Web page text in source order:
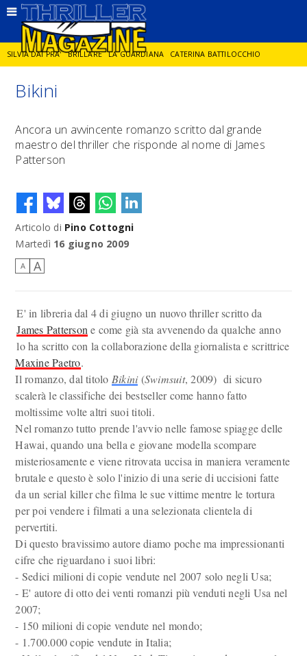
SILVIA DAI PRA' BRILLARE LA GUARDIANA CATERINA BATTILOCCHIO
JORGE DIAZ LA SPIA
DIEGO ZANDEL GLI ANNI DI PIETRA
Bikini
Ancora un avvincente romanzo scritto dal grande
maestro del thriller che risponde al nome di James
Patterson
Articolo di Pino Cottogni
Martedì 16 giugno 2009
A A
E' in libreria dal 4 di giugno un nuovo thriller scritto da
James Patterson e come già sta avvenendo da qualche anno
lo ha scritto con la collaborazione della giornalista e scrittrice
Maxine Paetro.
Il romanzo, dal titolo Bikini(Swimsuit, 2009) di sicuro
scalerà le classifiche dei bestseller come hanno fatto
moltissime volte altri suoi titoli.
Nel romanzo tutto prende l'avvio nelle famose spiagge delle
Hawai, quando una bella e giovane modella scompare
misteriosamente e viene ritrovata uccisa in maniera veramente
brutale e questo è solo l'inizio di una serie di uccisioni fatte
da un serial killer che filma le sue vittime mentre le tortura
per poi vendere i filmati a una selezionata clientela di
pervertiti.
Di questo bravissimo autore diamo poche ma impressionanti
cifre che riguardano i suoi libri:
- Sedici milioni di copie vendute nel 2007 solo negli Usa;
- E' autore di otto dei venti romanzi più venduti negli Usa nel
2007;
- 150 milioni di copie vendute nel mondo;
- 1.700.000 copie vendute in Italia;